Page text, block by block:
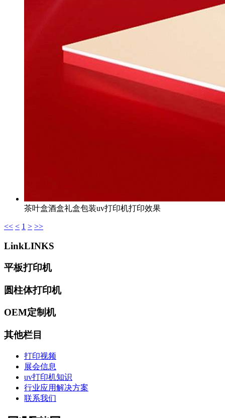
茶叶盒酒盒礼盒包装uv打印机打印效果
<< < 1 > >>
LinkLINKS
平板打印机
圆柱体打印机
OEM定制机
其他栏目
打印视频
展会信息
uv打印机知识
行业应用解决方案
联系我们